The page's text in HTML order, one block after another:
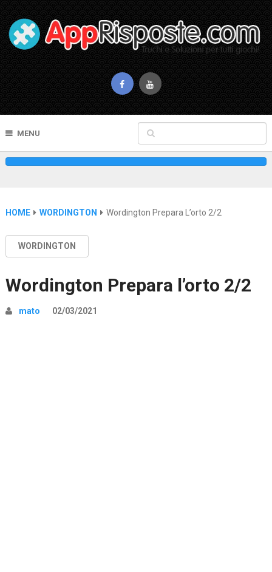
MENU
HOME WORDINGTON Wordington Prepara L’orto 2/2
WORDINGTON
Wordington Prepara l’orto 2/2
mato 02/03/2021